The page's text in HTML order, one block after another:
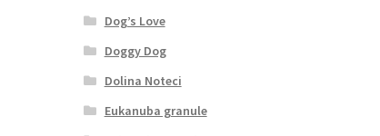
Dog’s Love
Doggy Dog
Dolina Noteci
Eukanuba granule